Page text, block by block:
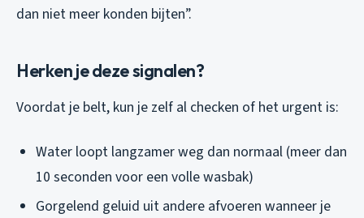
dan niet meer konden bijten”.
Herken je deze signalen?
Voordat je belt, kun je zelf al checken of het urgent is:
Water loopt langzamer weg dan normaal (meer dan
10 seconden voor een volle wasbak)
Gorgelend geluid uit andere afvoeren wanneer je